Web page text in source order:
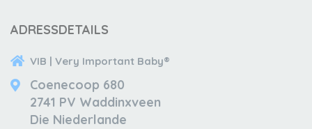
ADRESSDETAILS
VIB | Very Important Baby®
Coenecoop 680
2741 PV Waddinxveen
Die Niederlande